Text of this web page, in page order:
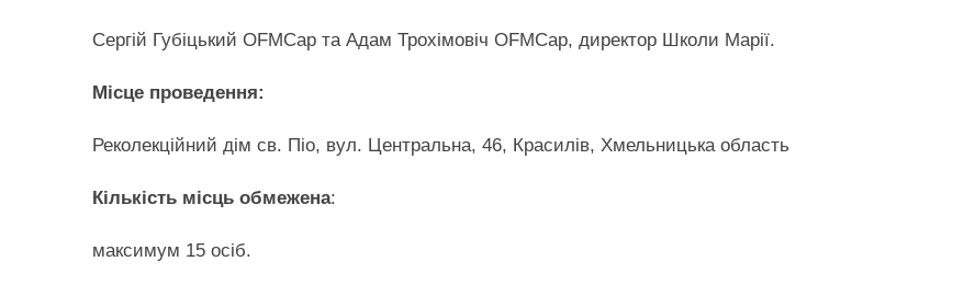
Сергій Губіцький OFMCap та Адам Трохімовіч OFMCap, директор Школи Марії.
Місце проведення:
Реколекційний дім св. Піо, вул. Центральна, 46, Красилів, Хмельницька область
Кількість місць обмежена:
максимум 15 осіб.